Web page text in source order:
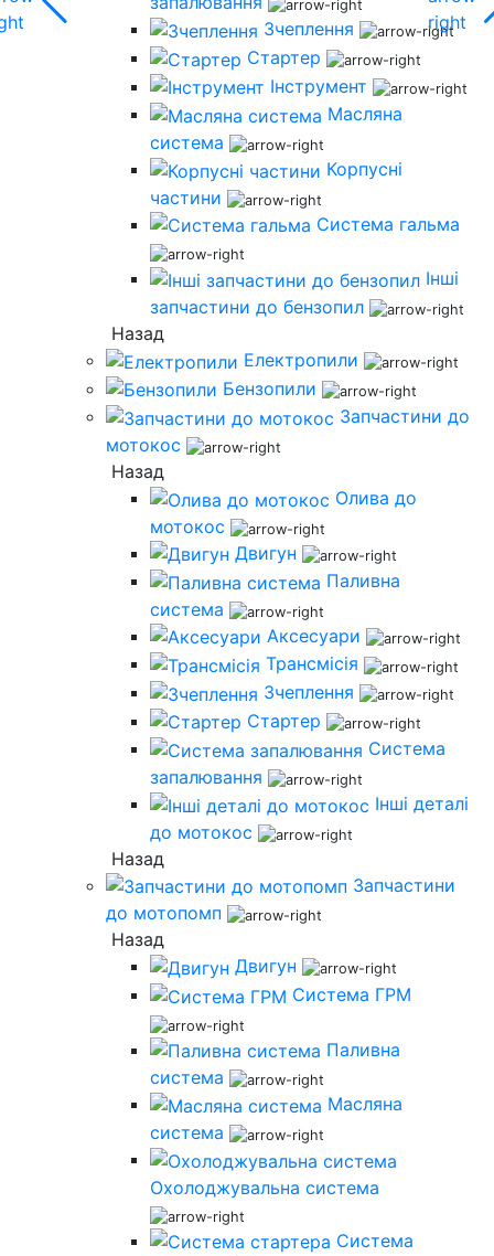
Зчеплення
Стартер
Інструмент
Масляна
система
Корпусні
частини
Система гальма
Інші
запчастини до бензопил
Назад
Електропили
Бензопили
Запчастини до
мотокос
Назад
Олива до
мотокос
Двигун
Паливна
система
Аксесуари
Трансмісія
Зчеплення
Стартер
Система
запалювання
Інші деталі
до мотокос
Назад
Запчастини
до мотопомп
Назад
Двигун
Система ГРМ
Паливна
система
Масляна
система
Охолоджувальна система
Система